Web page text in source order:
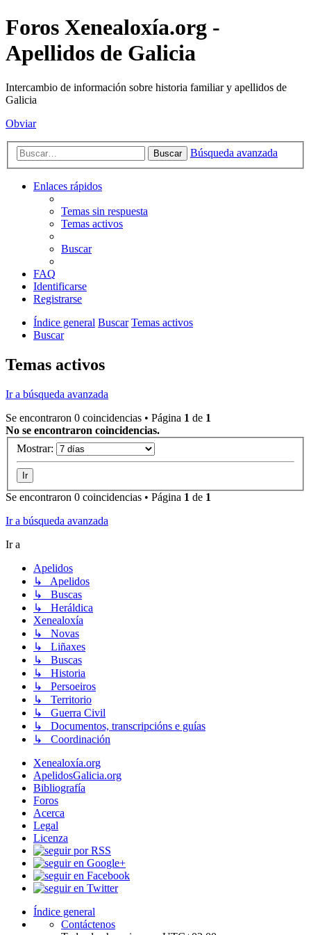
Foros Xenealoxía.org -
Apellidos de Galicia
Intercambio de información sobre historia familiar y apellidos de
Galicia
Obviar
Buscar Búsqueda avanzada
Enlaces rápidos
Temas sin respuesta
Temas activos
Buscar
FAQ
Identificarse
Registrarse
Índice general Buscar Temas activos
Buscar
Temas activos
Ir a búsqueda avanzada
Se encontraron 0 coincidencias • Página 1 de 1
No se encontraron coincidencias.
Mostrar:
Se encontraron 0 coincidencias • Página 1 de 1
Ir a búsqueda avanzada
Ir a
Apelidos
↳ Apelidos
↳ Buscas
↳ Heráldica
Xenealoxía
↳ Novas
↳ Liñaxes
↳ Buscas
↳ Historia
↳ Persoeiros
↳ Territorio
↳ Guerra Civil
↳ Documentos, transcripcións e guías
↳ Coordinación
Xenealoxía.org
ApelidosGalicia.org
Bibliografía
Foros
Acerca
Legal
Licenza
Índice general
Contáctenos